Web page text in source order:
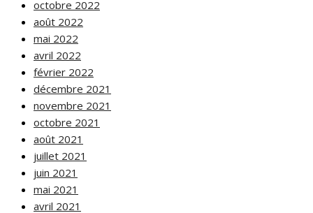
octobre 2022
août 2022
mai 2022
avril 2022
février 2022
décembre 2021
novembre 2021
octobre 2021
août 2021
juillet 2021
juin 2021
mai 2021
avril 2021